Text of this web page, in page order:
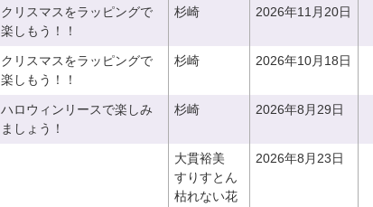
クリスマスをラッピングで
楽しもう！！
杉崎 2026年11月20日
クリスマスをラッピングで
楽しもう！！
杉崎 2026年10月18日
ハロウィンリースで楽しみ
ましょう！
杉崎 2026年8月29日
大貫裕美
すりすとん
枯れない花
2026年8月23日